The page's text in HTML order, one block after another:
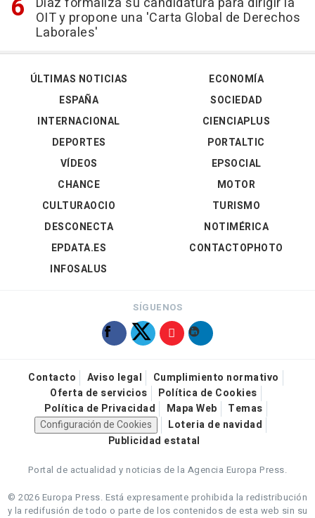
OIT y propone una 'Carta Global de Derechos
Laborales'
ÚLTIMAS NOTICIAS
ESPAÑA
INTERNACIONAL
DEPORTES
VÍDEOS
ECONOMÍA
SOCIEDAD
CIENCIAPLUS
PORTALTIC
EPSOCIAL
CHANCE
CULTURAOCIO
DESCONECTA
EPDATA.ES
INFOSALUS
MOTOR
TURISMO
NOTIMÉRICA
CONTACTOPHOTO
SÍGUENOS
Contacto Aviso legal
Cumplimiento normativo
Oferta de servicios
Política de Cookies
Política de Privacidad
Mapa Web
Temas
Configuración de Cookies
Loteria de navidad
Publicidad estatal
Portal de actualidad y noticias de la Agencia Europa Press.
© 2026 Europa Press. Está expresamente prohibida la redistribución
y la redifusión de todo o parte de los contenidos de esta web sin su